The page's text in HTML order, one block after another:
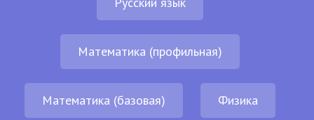
Математика (профильная)
Математика (базовая) Физика